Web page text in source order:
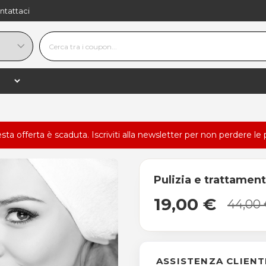
offerta è scaduta. Iscriviti alla newsletter per non perdere le
Pulizia e
19,00 € 44,00
ASSISTENZA